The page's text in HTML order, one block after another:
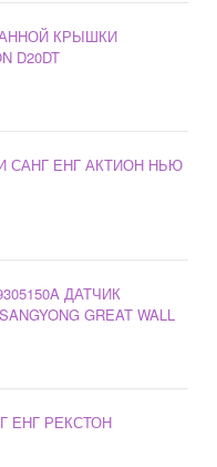
КРЫШКИ
D20DT
САНГ ЕНГ АКТИОН НЬЮ
ДАТЧИК
GREAT WALL
ЕНГ РЕКСТОН